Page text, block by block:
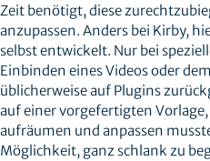
Zeit benötigt, diese
anzupassen. Anders bei Kirby,
selbst entwickelt. Nur bei
Einbinden eines Videos oder
üblicherweise auf Plugins
auf einer vorgefertigten
aufräumen und anpassen
Möglichkeit, ganz schlank zu